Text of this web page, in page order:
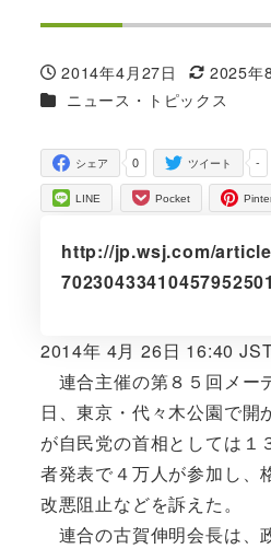
投稿日
2014年4月27日
更新日
2025年
カテゴリー
ニュース・トピックス
0
シェア -
ツイート
LINE Pocket
http://jp.wsj.com/
2014年 4月 26日 16:40
連合主催の第８５回メー
日、東京・代々木公園で開
が自民党の首相としては１
者発表で４万人が参加し、
改悪阻止などを訴えた。
連合の古賀伸明会長は、